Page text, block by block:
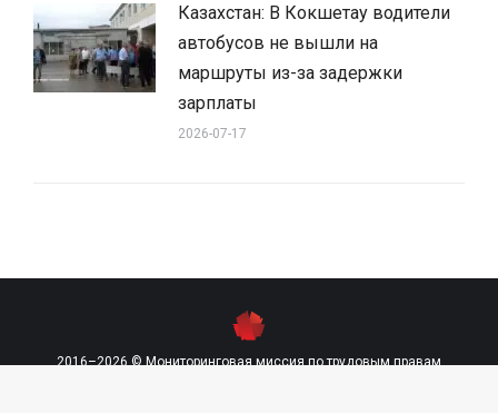
Казахстан: В Кокшетау водители
автобусов не вышли на
маршруты из-за задержки
зарплаты
2026-07-17
2016–2026 © Мониторинговая миссия по трудовым правам